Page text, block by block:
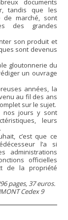
documents
tandis que les
de marché, sont
des grandes
son produit et
sont devenus
gloutonnerie du
un ouvrage
années, la
au fil des ans
sur le sujet.
nos jours y sont
leurs
c’est que ce
l’a si
administrations
officielles
de la propriété
pages, 37 euros.
Cedex 9